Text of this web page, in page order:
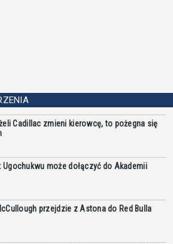
Cadillac zmieni kierowcę, to pożegna się
Ugochukwu może dołączyć do Akademii
przejdzie z Astona do Red Bulla